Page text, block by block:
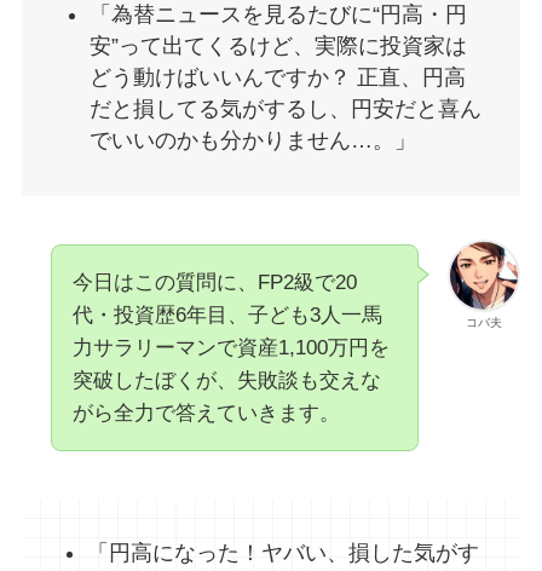
「為替ニュースを見るたびに“円高・円
安”って出てくるけど、実際に投資家は
どう動けばいいんですか？ 正直、円高
だと損してる気がするし、円安だと喜ん
でいいのかも分かりません…。」
コバ夫
今日はこの質問に、FP2級で20
代・投資歴6年目、子ども3人一馬
力サラリーマンで資産1,100万円を
突破したぼくが、失敗談も交えな
がら全力で答えていきます。
「円高になった！ヤバい、損した気がす